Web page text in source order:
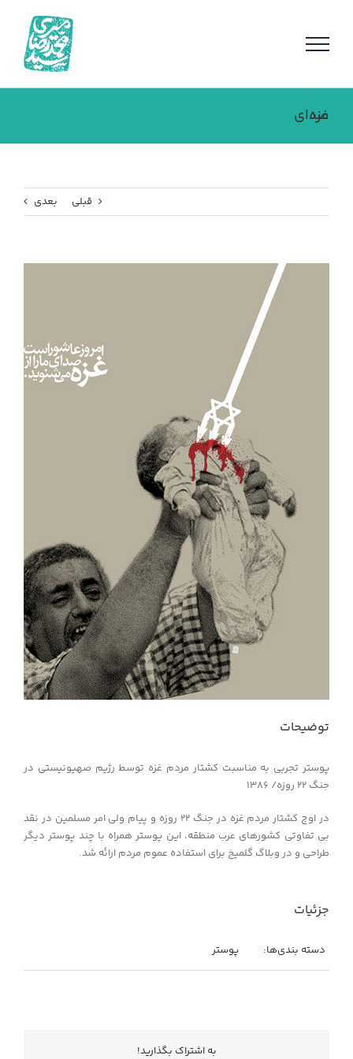
صدای غزه
قبلی بعدی
توضیحات
پوستر تجربی به مناسبت کشتار مردم غزه توسط رژیم صهیونیستی در
جنگ ۲۲ روزه/ ۱۳۸۶
در اوج کشتار مردم غزه در جنگ ۲۲ روزه و پیام ولی امر مسلمین در نقد
بی تفاوتی کشورهای عرب منطقه، این پوستر همراه با چند پوستر دیگر
طراحی و در وبلاگ گلمیخ برای استفاده عموم مردم ارائه شد.
جزئیات
دسته بندی‌ها: پوستر
به اشتراك بگذاريد!